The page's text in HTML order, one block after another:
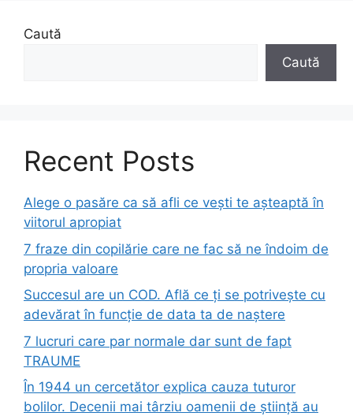
Caută
Caută
Recent Posts
Alege o pasăre ca să afli ce vești te așteaptă în
viitorul apropiat
7 fraze din copilărie care ne fac să ne îndoim de
propria valoare
Succesul are un COD. Află ce ți se potrivește cu
adevărat în funcție de data ta de naștere
7 lucruri care par normale dar sunt de fapt
TRAUME
În 1944 un cercetător explica cauza tuturor
bolilor. Decenii mai târziu oamenii de știință au